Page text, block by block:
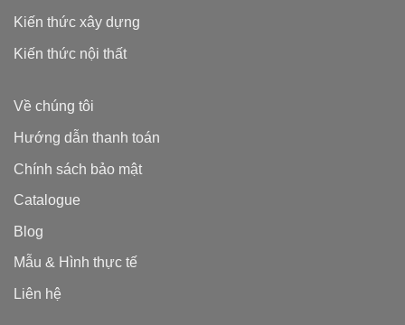
Kiến thức xây dựng
Kiến thức nội thất
Về chúng tôi
Hướng dẫn thanh toán
Chính sách bảo mật
Catalogue
Blog
Mẫu & Hình thực tế
Liên hệ